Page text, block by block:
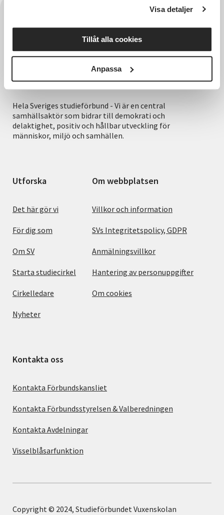
Visa detaljer
Tillåt alla cookies
Anpassa
Hela Sveriges studieförbund - Vi är en central
samhällsaktör som bidrar till demokrati och
delaktighet, positiv och hållbar utveckling för
människor, miljö och samhällen.
Utforska
Det här gör vi
För dig som
Om SV
Starta studiecirkel
Cirkelledare
Nyheter
Om webbplatsen
Villkor och information
SVs Integritetspolicy, GDPR
Anmälningsvillkor
Hantering av personuppgifter
Om cookies
Kontakta oss
Kontakta Förbundskansliet
Kontakta Förbundsstyrelsen & Valberedningen
Kontakta Avdelningar
Visselblåsarfunktion
Copyright © 2024, Studieförbundet Vuxenskolan